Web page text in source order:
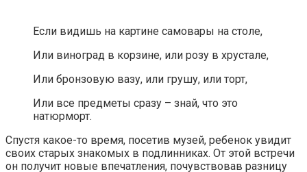
Если видишь на картине самовары на столе,
Или виноград в корзине, или розу в хрустале,
Или бронзовую вазу, или грушу, или торт,
Или все предметы сразу – знай, что это
натюрморт.
Спустя какое-то время, посетив музей, ребенок увидит
своих старых знакомых в подлинниках. От этой встречи
он получит новые впечатления, почувствовав разницу